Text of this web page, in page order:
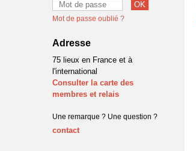
Mot de passe oublié ?
Adresse
75 lieux en France et à
l'international
Consulter la carte des
membres et relais
Une remarque ? Une question ?
contact